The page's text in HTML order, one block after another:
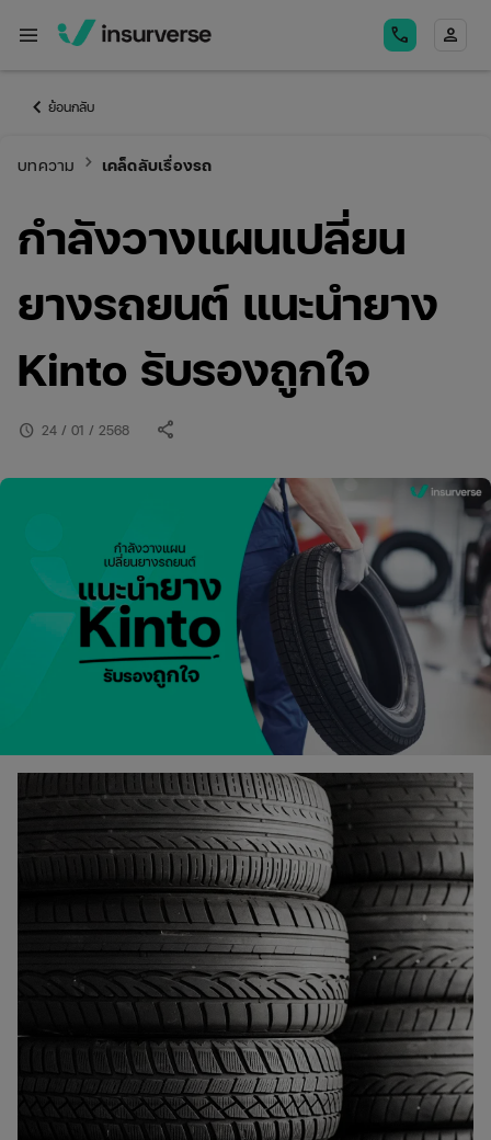
menu call person
keyboard_arrow_left ย้อนกลับ
บทความ keyboard_arrow_right เคล็ดลับเรื่องรถ
กำลังวางแผนเปลี่ยน
ยางรถยนต์ แนะนำยาง
Kinto รับรองถูกใจ
schedule 24 / 01 / 2568 share